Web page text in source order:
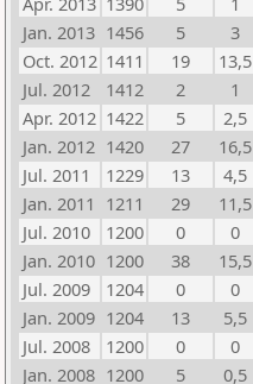
Jan. 2013 1456 5
3
Oct. 2012 1411 19
13,5
Jul. 2012
1412 2
1
Apr. 2012 1422 5
2,5
Jan. 2012 1420 27
16,5
Jul. 2011
1229 13
4,5
Jan. 2011 1211 29
11,5
Jul. 2010
1200 0
0
Jan. 2010 1200 38
15,5
Jul. 2009
1204 0
0
Jan. 2009 1204 13
5,5
Jul. 2008
1200 0
0
Jan. 2008 1200 5 0,5